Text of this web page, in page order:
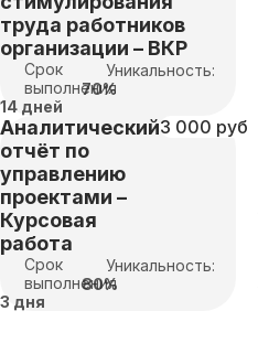
труда работников
организации – ВКР
Срок
выполнения
14 дней
Уникальность:
70%
Аналитический
отчёт по
управлению
проектами –
Курсовая
работа
3 000 руб
Срок
выполнения
3 дня
Уникальность:
80%